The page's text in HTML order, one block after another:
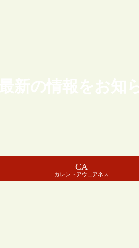
新の情報をお
CA
カレントアウェアネス